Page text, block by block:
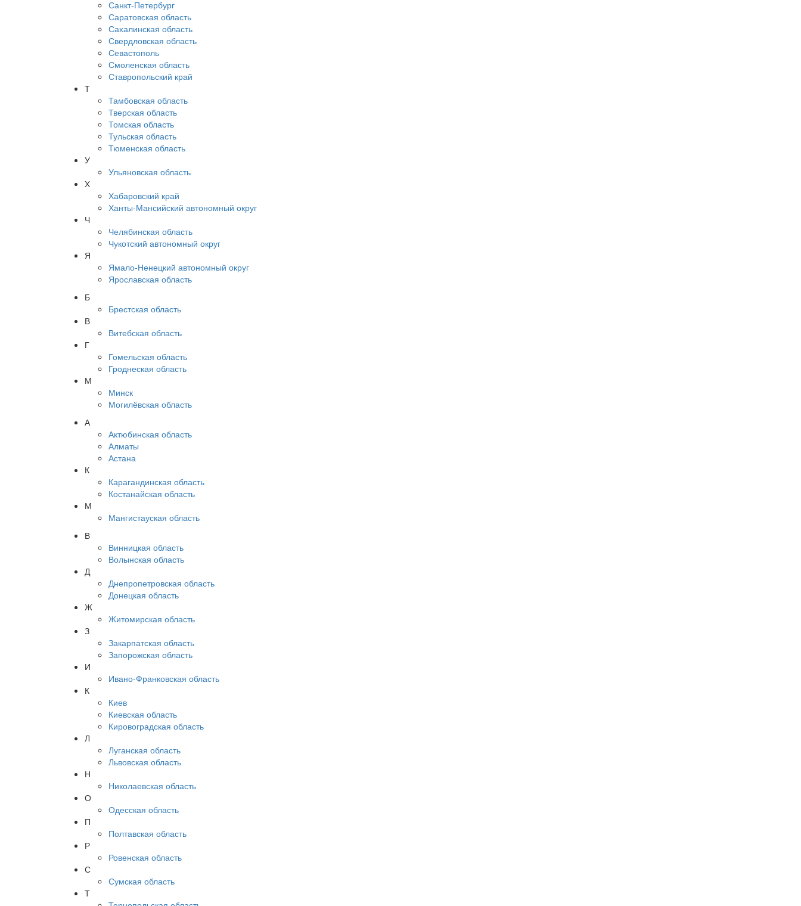
Санкт-Петербург
Саратовская область
Сахалинская область
Свердловская область
Севастополь
Смоленская область
Ставропольский край
Т
Тамбовская область
Тверская область
Томская область
Тульская область
Тюменская область
У
Ульяновская область
Х
Хабаровский край
Ханты-Мансийский автономный округ
Ч
Челябинская область
Чукотский автономный округ
Я
Ямало-Ненецкий автономный округ
Ярославская область
Б
Брестская область
В
Витебская область
Г
Гомельская область
Гроднеская область
М
Минск
Могилёвская область
А
Актюбинская область
Алматы
Астана
К
Карагандинская область
Костанайская область
М
Мангистауская область
В
Винницкая область
Волынская область
Д
Днепропетровская область
Донецкая область
Ж
Житомирская область
З
Закарпатская область
Запорожская область
И
Ивано-Франковская область
К
Киев
Киевская область
Кировоградская область
Л
Луганская область
Львовская область
Н
Николаевская область
О
Одесская область
П
Полтавская область
Р
Ровенская область
С
Сумская область
Т